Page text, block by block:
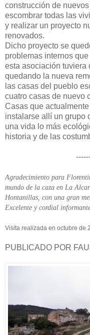
construcción de
escombrar todas las
y realizar un proyecto
renovados.
Dicho proyecto se
problemas internos
esta asociación tuviera
quedando la nueva
las casas del pueblo
cuatro casas de nuevo
Casas que
instalarse allí un grupo
una vida lo más
historia y de las
Agradecimiento para
mundo de la caza en La
Hontanillas, con una gran
Excelente y cordial
Visita realizada en octubre de
PUBLICADO POR